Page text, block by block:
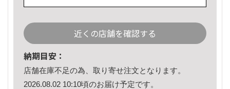
近くの店舗を確認する
納期目安：
店舗在庫不足の為、取り寄せ注文となります。
2026.08.02 10:10頃のお届け予定です。